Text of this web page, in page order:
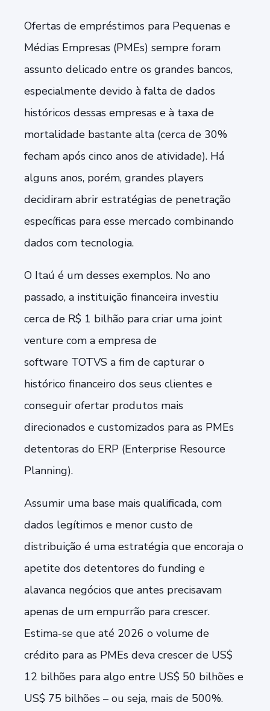
Ofertas de empréstimos para Pequenas e
Médias Empresas (PMEs) sempre foram
assunto delicado entre os grandes bancos,
especialmente devido à falta de dados
históricos dessas empresas e à taxa de
mortalidade bastante alta (cerca de 30%
fecham após cinco anos de atividade). Há
alguns anos, porém, grandes players
decidiram abrir estratégias de penetração
específicas para esse mercado combinando
dados com tecnologia.
O Itaú é um desses exemplos. No ano
passado, a instituição financeira investiu
cerca de R$ 1 bilhão para criar uma joint
venture com a empresa de
software TOTVS a fim de capturar o
histórico financeiro dos seus clientes e
conseguir ofertar produtos mais
direcionados e customizados para as PMEs
detentoras do ERP (Enterprise Resource
Planning).
Assumir uma base mais qualificada, com
dados legítimos e menor custo de
distribuição é uma estratégia que encoraja o
apetite dos detentores do funding e
alavanca negócios que antes precisavam
apenas de um empurrão para crescer.
Estima-se que até 2026 o volume de
crédito para as PMEs deva crescer de US$
12 bilhões para algo entre US$ 50 bilhões e
US$ 75 bilhões – ou seja, mais de 500%.